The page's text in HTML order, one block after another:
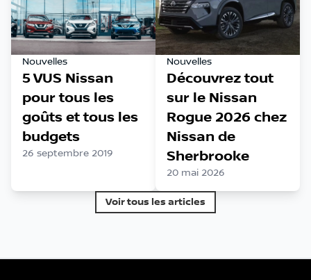
Nouvelles
5 VUS Nissan
pour tous les
goûts et tous les
budgets
26 septembre 2019
Nouvelles
Découvrez tout
sur le Nissan
Rogue 2026 chez
Nissan de
Sherbrooke
20 mai 2026
Voir tous les articles